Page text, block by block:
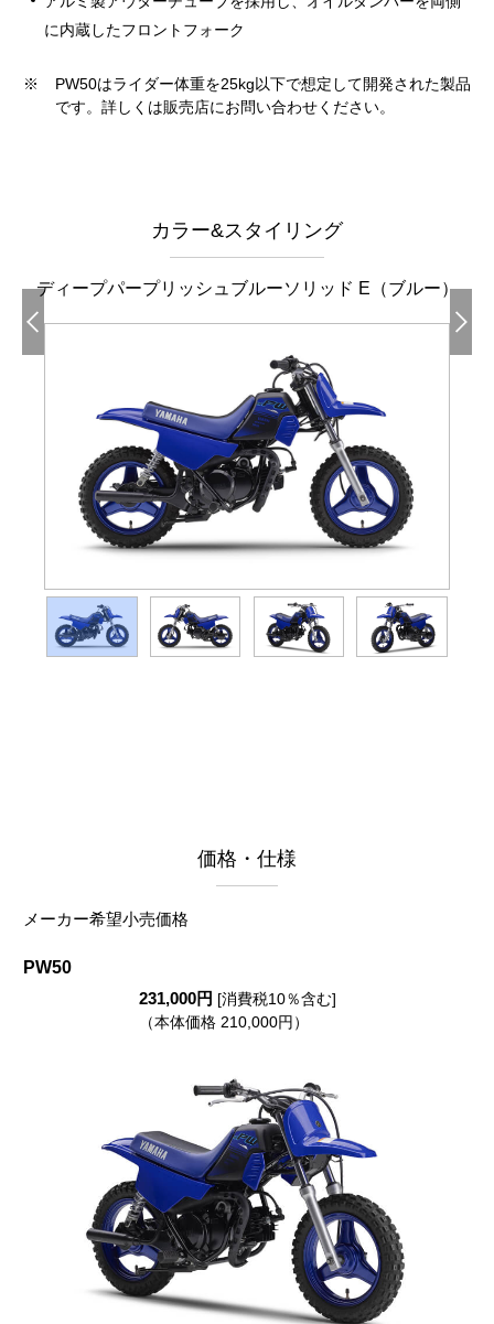
に内蔵したフロントフォーク
※
PW50はライダー体重を25kg以下で想定して開発された製品
です。詳しくは販売店にお問い合わせください。
カラー&スタイリング
ディープパープリッシュブルーソリッド E（ブルー）
価格・仕様
メーカー希望小売価格
PW50
231,000円 [消費税10％含む]
（本体価格 210,000円）